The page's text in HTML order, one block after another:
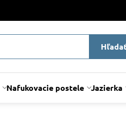
Nafukovacie postele Jazierka